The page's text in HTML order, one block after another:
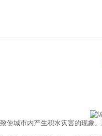
城市内产生积水灾害的现象